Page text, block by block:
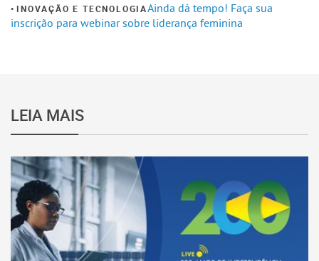
INOVAÇÃO E TECNOLOGIAAinda dá tempo! Faça sua
inscrição para webinar sobre liderança feminina
LEIA MAIS